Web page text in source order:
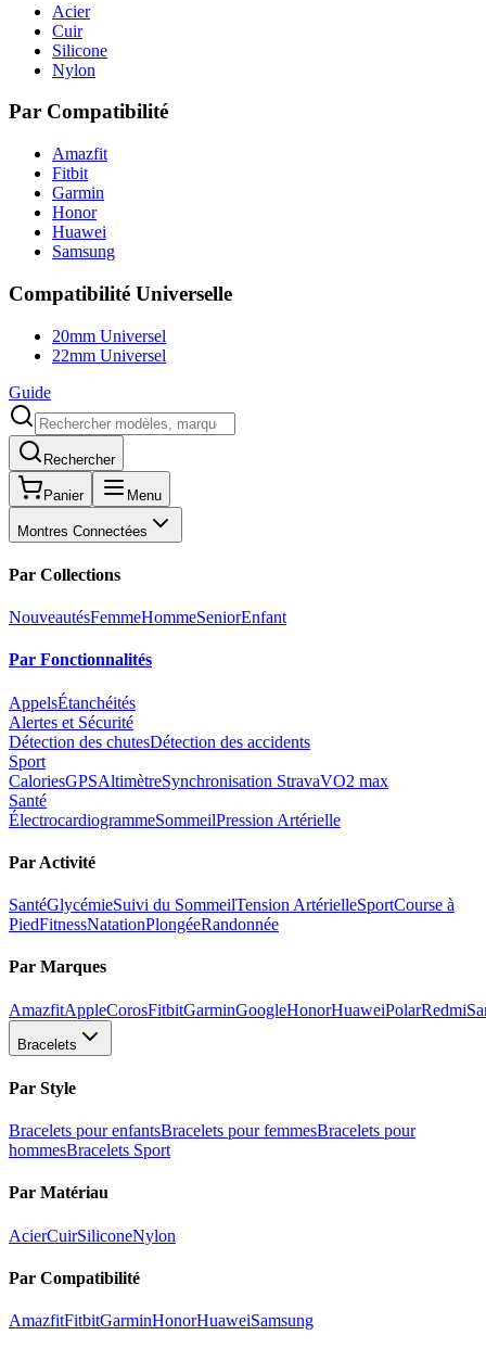
Acier
Cuir
Silicone
Nylon
Par Compatibilité
Amazfit
Fitbit
Garmin
Honor
Huawei
Samsung
Compatibilité Universelle
20mm Universel
22mm Universel
Guide
Rechercher
Panier Menu
Montres Connectées
Par Collections
NouveautésFemmeHommeSeniorEnfant
Par Fonctionnalités
AppelsÉtanchéités
Alertes et Sécurité
Détection des chutesDétection des accidents
Sport
CaloriesGPSAltimètreSynchronisation StravaVO2 max
Santé
ÉlectrocardiogrammeSommeilPression Artérielle
Par Activité
SantéGlycémieSuivi du SommeilTension ArtérielleSportCourse à
PiedFitnessNatationPlongéeRandonnée
Par Marques
AmazfitAppleCorosFitbitGarminGoogleHonorHuaweiPolarRedmi
Bracelets
Par Style
Bracelets pour enfantsBracelets pour femmesBracelets pour
hommesBracelets Sport
Par Matériau
AcierCuirSiliconeNylon
Par Compatibilité
AmazfitFitbitGarminHonorHuaweiSamsung